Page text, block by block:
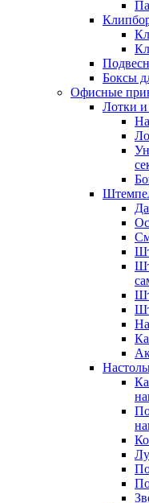
Боксы
Офисные
Лотки и